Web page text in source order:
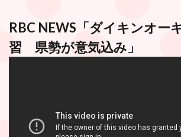
RBC NEWS「ダイキンオー
習 県勢が意気込み」